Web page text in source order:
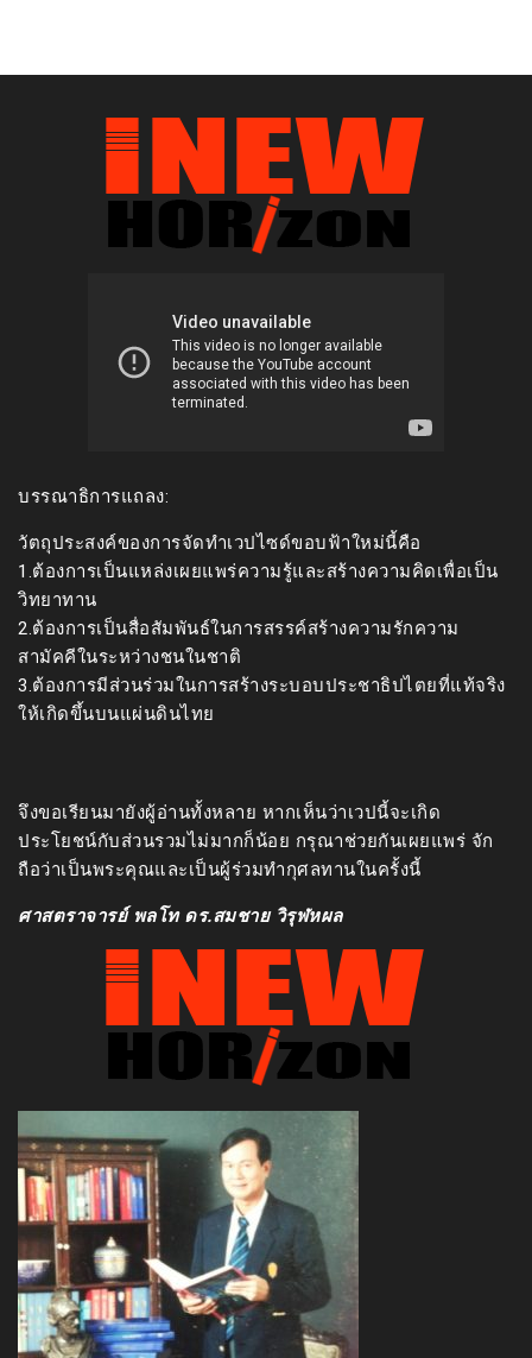
บรรณาธิการแถลง:
วัตถุประสงค์ของการจัดทำเวปไซด์ขอบฟ้าใหม่นี้คือ
1.ต้องการเป็นแหล่งเผยแพร่ความรู้และสร้างความคิดเพื่อเป็น
วิทยาทาน
2.ต้องการเป็นสื่อสัมพันธ์ในการสรรค์สร้างความรักความ
สามัคคีในระหว่างชนในชาติ
3.ต้องการมีส่วนร่วมในการสร้างระบอบประชาธิปไตยที่แท้จริง
ให้เกิดขึ้นบนแผ่นดินไทย
จึงขอเรียนมายังผู้อ่านทั้งหลาย หากเห็นว่าเวปนี้จะเกิด
ประโยชน์กับส่วนรวมไม่มากก็น้อย กรุณาช่วยกันเผยแพร่ จัก
ถือว่าเป็นพระคุณและเป็นผู้ร่วมทำกุศลทานในครั้งนี้
ศาสตราจารย์ พลโท ดร.สมชาย วิรุฬหผล